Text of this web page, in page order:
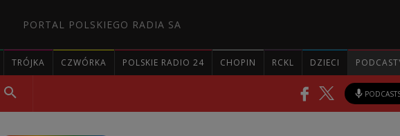
PORTAL POLSKIEGO RADIA SA
TRÓJKA CZWÓRKA POLSKIE RADIO 24 CHOPIN RCKL DZIECI